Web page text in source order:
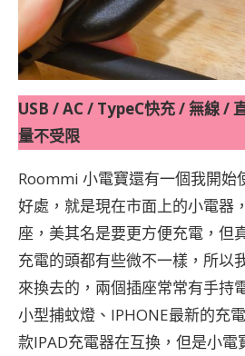
USB / AC / TypeC快充 / 無線 /
量不受限
Roommi 小電寶還有一個我開始
好處，就是現在市面上的小電器
座，美其名是要更方便充電，但
充電的頭都有些微不一樣，所以
來換去的，兩個插座常常有手持
小型捕蚊燈、IPHONE最新的充
款IPAD充電器在互換，但是小